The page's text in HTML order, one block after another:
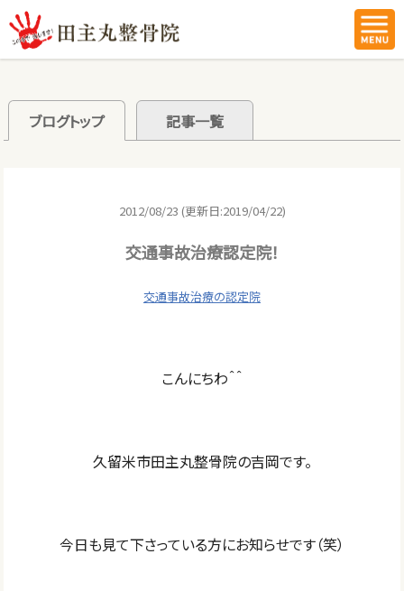
ブログトップ 記事一覧
2012/08/23 (更新日:2019/04/22)
交通事故治療認定院！
交通事故治療の認定院
こんにちわ＾＾
久留米市田主丸整骨院の吉岡です。
今日も見て下さっている方にお知らせです（笑）